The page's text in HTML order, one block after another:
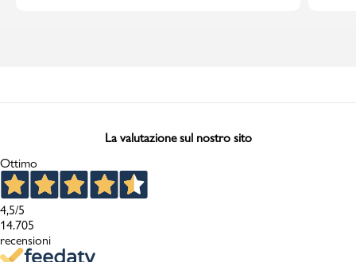
La valutazione sul nostro sito
Ottimo
4,5/5
14.705
recensioni